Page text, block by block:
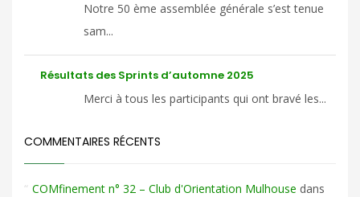
Notre 50 ème assemblée générale s’est tenue
sam...
Résultats des Sprints d’automne 2025
Merci à tous les participants qui ont bravé les...
COMMENTAIRES RÉCENTS
COMfinement n° 32 – Club d'Orientation Mulhouse dans